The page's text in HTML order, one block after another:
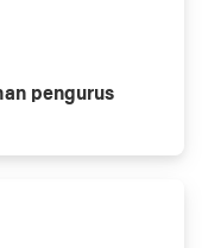
pengurus